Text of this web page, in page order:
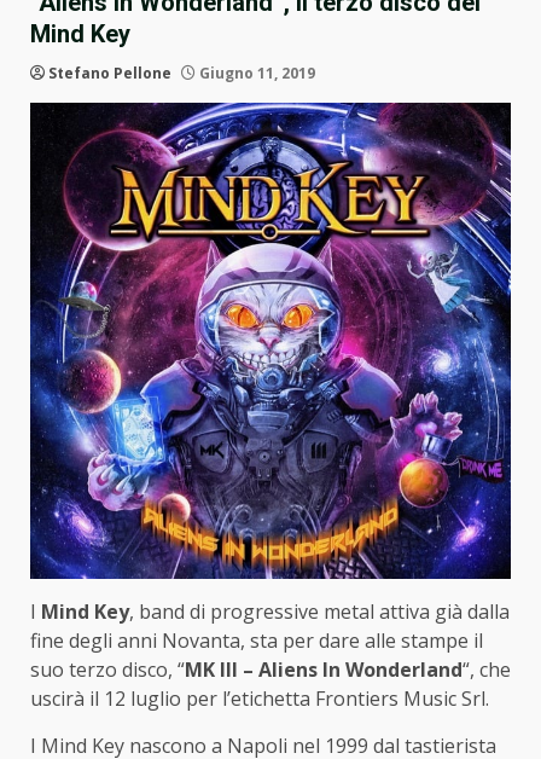
Mind Key
Stefano Pellone Giugno 11, 2019
I Mind Key, band di progressive metal attiva già dalla
fine degli anni Novanta, sta per dare alle stampe il
suo terzo disco, “MK III – Aliens In Wonderland“, che
uscirà il 12 luglio per l’etichetta Frontiers Music Srl.
I Mind Key nascono a Napoli nel 1999 dal tastierista